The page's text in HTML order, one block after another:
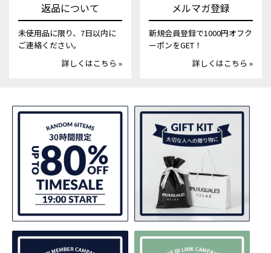
返品について
未使用品に限り、7日以内に
ご連絡ください。
詳しくはこちら »
メルマガ登録
新規会員登録で1000円オフク
ーポンをGET！
詳しくはこちら »